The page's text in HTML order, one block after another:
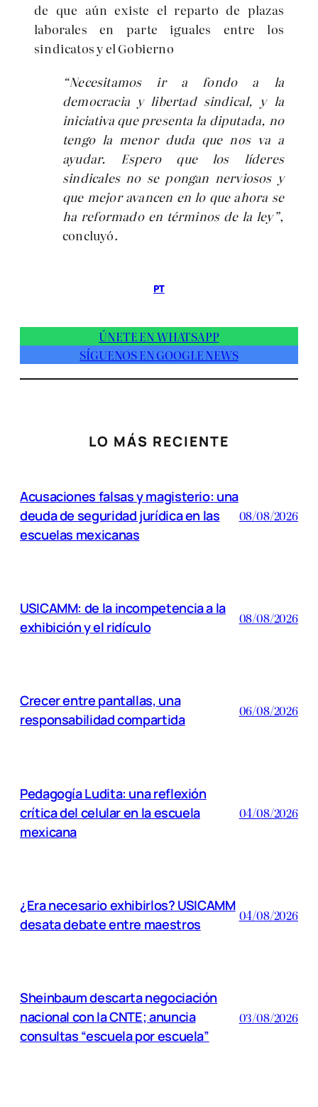
de que aún existe el reparto de plazas
laborales en parte iguales entre los
sindicatos y el Gobierno
“Necesitamos ir a fondo a la
democracia y libertad sindical, y la
iniciativa que presenta la diputada, no
tengo la menor duda que nos va a
ayudar. Espero que los líderes
sindicales no se pongan nerviosos y
que mejor avancen en lo que ahora se
ha reformado en términos de la ley”,
concluyó.
PT
ÚNETE EN WHATSAPP
SÍGUENOS EN GOOGLE NEWS
LO MÁS RECIENTE
Acusaciones falsas y magisterio: una
deuda de seguridad jurídica en las
escuelas mexicanas
08/08/2026
USICAMM: de la incompetencia a la
exhibición y el ridículo
08/08/2026
Crecer entre pantallas, una
responsabilidad compartida
06/08/2026
Pedagogía Ludita: una reflexión
crítica del celular en la escuela
mexicana
04/08/2026
¿Era necesario exhibirlos? USICAMM
desata debate entre maestros
04/08/2026
Sheinbaum descarta negociación
nacional con la CNTE; anuncia
consultas “escuela por escuela”
03/08/2026